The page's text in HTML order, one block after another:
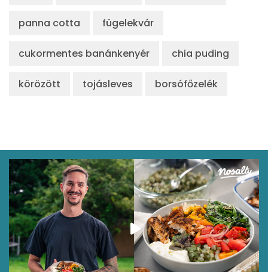
panna cotta fügelekvár
cukormentes banánkenyér chia puding
körözött tojásleves borsófőzelék